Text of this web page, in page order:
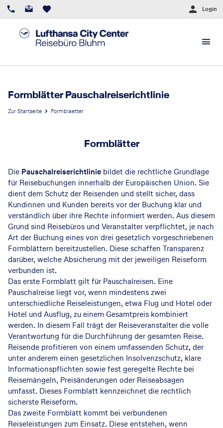
Login
Formblätter Pauschalreiserichtlinie
Zur Startseite Formblaetter
Formblätter
Die Pauschalreiserichtlinie bildet die rechtliche Grundlage
für Reisebuchungen innerhalb der Europäischen Union. Sie
dient dem Schutz der Reisenden und stellt sicher, dass
Kundinnen und Kunden bereits vor der Buchung klar und
verständlich über ihre Rechte informiert werden. Aus diesem
Grund sind Reisebüros und Veranstalter verpflichtet, je nach
Art der Buchung eines von drei gesetzlich vorgeschriebenen
Formblättern bereitzustellen. Diese schaffen Transparenz
darüber, welche Absicherung mit der jeweiligen Reiseform
verbunden ist.
Das erste Formblatt gilt für Pauschalreisen. Eine
Pauschalreise liegt vor, wenn mindestens zwei
unterschiedliche Reiseleistungen, etwa Flug und Hotel oder
Hotel und Ausflug, zu einem Gesamtpreis kombiniert
werden. In diesem Fall trägt der Reiseveranstalter die volle
Verantwortung für die Durchführung der gesamten Reise.
Reisende profitieren von einem umfassenden Schutz, der
unter anderem einen gesetzlichen Insolvenzschutz, klare
Informationspflichten sowie fest geregelte Rechte bei
Reisemängeln, Preisänderungen oder Reiseabsagen
umfasst. Dieses Formblatt kennzeichnet die rechtlich
sicherste Reiseform.
Das zweite Formblatt kommt bei verbundenen
Reiseleistungen zum Einsatz. Diese entstehen, wenn